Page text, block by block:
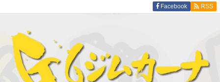
Facebook RSS